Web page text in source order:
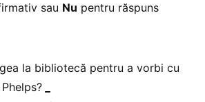
sau Nu pentru răspuns
la bibliotecă pentru a vorbi cu